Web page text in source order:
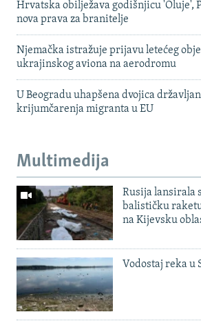
Hrvatska obilježava godišnjicu 'Oluje',
nova prava za branitelje
Njemačka istražuje prijavu letećeg
ukrajinskog aviona na aerodromu
U Beogradu uhapšena dvojica
krijumčarenja migranta u EU
Multimedija
Rusija lansirala
balističku
na Kijevsku
Vodostaj reka u